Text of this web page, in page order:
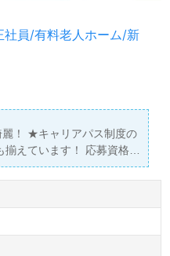
員/有料老人ホーム/新
！ ★キャリアパス制度の
えています！ 応募資格
て頂けること、そして人